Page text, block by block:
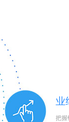
业
把握